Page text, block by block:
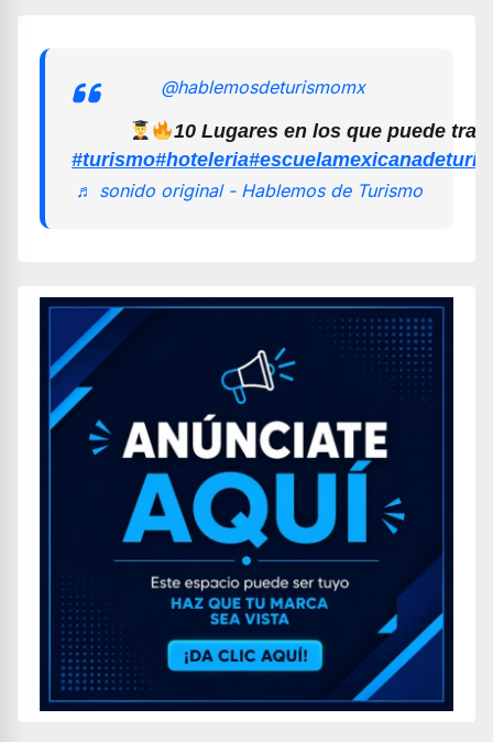
@hablemosdeturismomx
10 Lugares en los que puede
#turismo#hoteleria
♬ sonido original - Hablemos de Turismo